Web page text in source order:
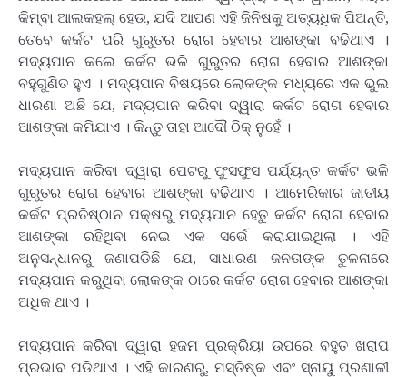
କିମ୍ବା ଆଲକହଲ୍ ହେଉ, ଯଦି ଆପଣ ଏହି ଜିନିଷକୁ ଅତ୍ୟଧିକ ପିଅନ୍ତି,
ତେବେ କର୍କଟ ପରି ଗୁରୁତର ରୋଗ ହେବାର ଆଶଙ୍କା ବଢିଥାଏ ।
ମଦ୍ୟପାନ କଲେ କର୍କଟ ଭଳି ଗୁରୁତର ରୋଗ ହେବାର ଆଶଙ୍କା
ବହୁଗୁଣିତ ହୁଏ । ମଦ୍ୟପାନ ବିଷୟରେ ଲୋକଙ୍କ ମଧ୍ୟରେ ଏକ ଭୁଲ
ଧାରଣା ଅଛି ଯେ, ମଦ୍ୟପାନ କରିବା ଦ୍ୱାରା କର୍କଟ ରୋଗ ହେବାର
ଆଶଙ୍କା କମିଯାଏ । କିନ୍ତୁ ତାହା ଆଦୌ ଠିକ୍ ନୁହେଁ ।
ମଦ୍ୟପାନ କରିବା ଦ୍ୱାରା ପେଟରୁ ଫୁସଫୁସ ପର୍ଯ୍ୟନ୍ତ କର୍କଟ ଭଳି
ଗୁରୁତର ରୋଗ ହେବାର ଆଶଙ୍କା ବଢିଥାଏ । ଆମେରିକାର ଜାତୀୟ
କର୍କଟ ପ୍ରତିଷ୍ଠାନ ପକ୍ଷରୁ ମଦ୍ୟପାନ ହେତୁ କର୍କଟ ରୋଗ ହେବାର
ଆଶଙ୍କା ରହିଥିବା ନେଇ ଏକ ସର୍ଭେ କରାଯାଇଥିଲା । ଏହି
ଅନୁସନ୍ଧାନରୁ ଜଣାପଡିଛି ଯେ, ସାଧାରଣ ଜନତାଙ୍କ ତୁଳନାରେ
ମଦ୍ୟପାନ କରୁଥିବା ଲୋକଙ୍କ ଠାରେ କର୍କଟ ରୋଗ ହେବାର ଆଶଙ୍କା
ଅଧିକ ଥାଏ ।
ମଦ୍ୟପାନ କରିବା ଦ୍ୱାରା ହଜମ ପ୍ରକ୍ରିୟା ଉପରେ ବହୁତ ଖରାପ
ପ୍ରଭାବ ପଡିଥାଏ । ଏହି କାରଣରୁ, ମସ୍ତିଷ୍କ ଏବଂ ସ୍ନାୟୁ ପ୍ରଣାଳୀ